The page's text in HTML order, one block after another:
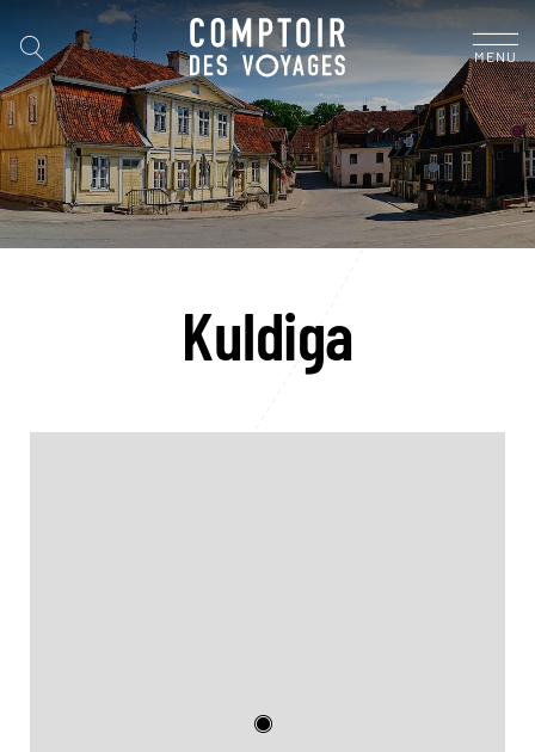
MENU
Kuldiga